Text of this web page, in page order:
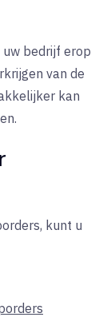
bedrijf erop
van de
kan
kunt u